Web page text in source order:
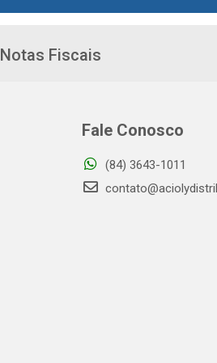
Notas Fiscais
Fale Conosco
(84) 3643-1011